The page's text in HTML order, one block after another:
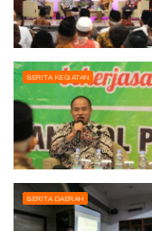
BERITA KEGIATAN
BERITA DAERAH